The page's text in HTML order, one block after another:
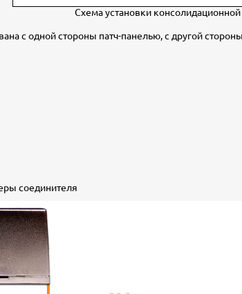
Схема установки консолидационной
с одной стороны патч-панелью, с другой
соединителя